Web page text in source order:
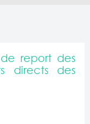
report des
directs des